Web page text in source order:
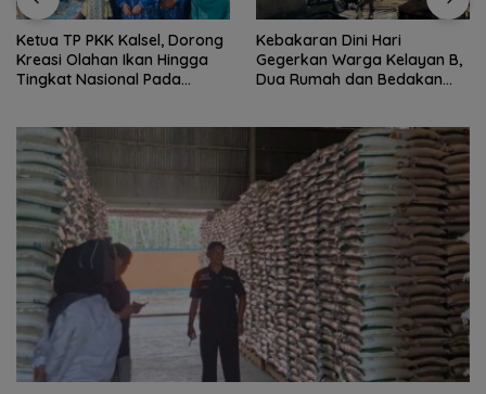
Kebakaran Dini Hari
Gegerkan Warga Kelayan B,
Dua Rumah dan Bedakan
Peringati HAN 2026, Pemkab
Kotabaru Perkuat Komitmen
Lindungi dan Penuhi Hak